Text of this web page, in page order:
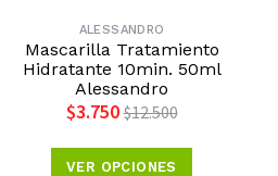
ALESSANDRO
Mascarilla Tratamiento
Hidratante 10min. 50ml
Alessandro
$3.750 $12.500
VER OPCIONES